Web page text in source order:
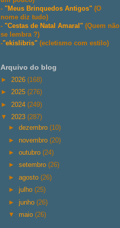
- "Meus Brinquedos Antigos" (O
nome diz tudo)
- "Cestas de Natal Amaral" (Quem não
se lembra ?)
-"ekislibris" (ecletismo com estilo)
Arquivo do blog
► 2026 (168)
► 2025 (276)
► 2024 (249)
▼ 2023 (287)
►dezembro(10)
► novembro(20)
►outubro(24)
►setembro(26)
►agosto(26)
►julho(25)
►junho(26)
▼ maio(26)